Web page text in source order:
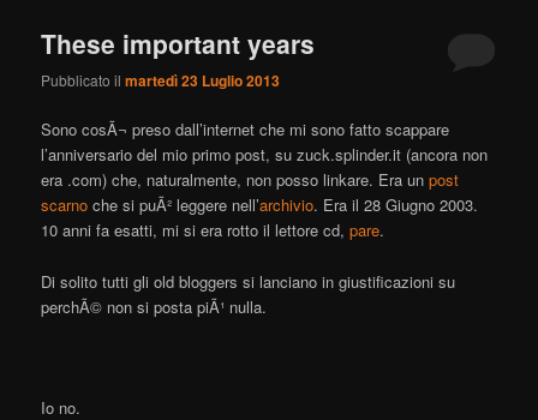
These important years
Pubblicato ilmartedì 23 Luglio 2013
Sono cosÃ¬ preso dall’internet che mi sono fatto scappare
l’anniversario del mio primo post, su zuck.splinder.it (ancora non
era .com) che, naturalmente, non posso linkare. Era unpost
scarno che si puÃ² leggere nell’archivio. Era il 28 Giugno 2003.
10 anni fa esatti, mi si era rotto il lettore cd,pare.
Di solito tutti gli old bloggers si lanciano in giustificazioni su
perchÃ© non si posta piÃ¹ nulla.
Io no.